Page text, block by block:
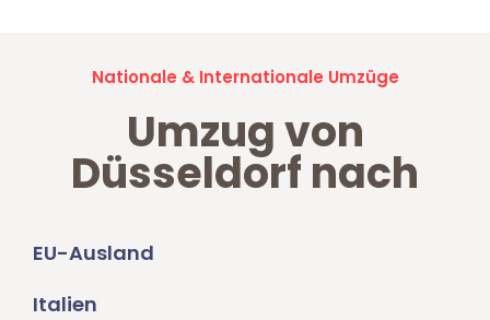
Nationale & Internationale Umzüge
Umzug von
Düsseldorf nach
EU-Ausland
Italien